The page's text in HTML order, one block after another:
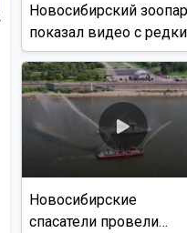
Новосибирский
показал видео с
виверровым котом
Новосибирские
спасатели провели